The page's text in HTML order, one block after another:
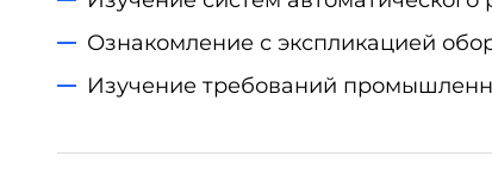
Ознакомление с экспликацией
Изучение требований